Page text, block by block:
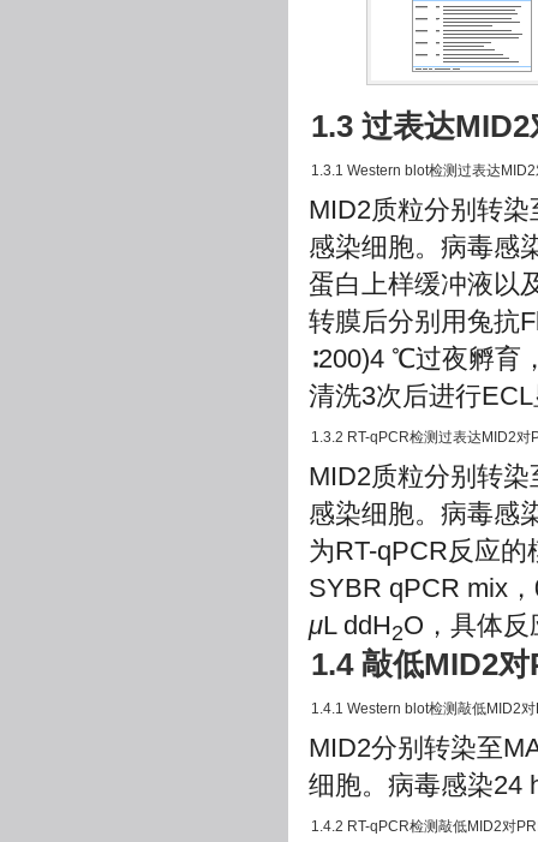
1.3 过表达
1.3.1 Western blot检测过表达
MID2质粒分别转
感染细胞。病毒感
蛋白上样缓冲液以
转膜后分别用兔抗
∶200)4 ℃过夜孵育
清洗3次后进行
1.3.2 RT-qPCR检测过表达MID2
MID2质粒分别转
感染细胞。病毒感
为RT-qPCR反应
SYBR qPCR mix
μL ddH2O，具体
1.4 敲低MID2
1.4.1 Western blot检测敲低MID2
MID2分别转染至
细胞。病毒感染24
1.4.2 RT-qPCR检测敲低MID2对